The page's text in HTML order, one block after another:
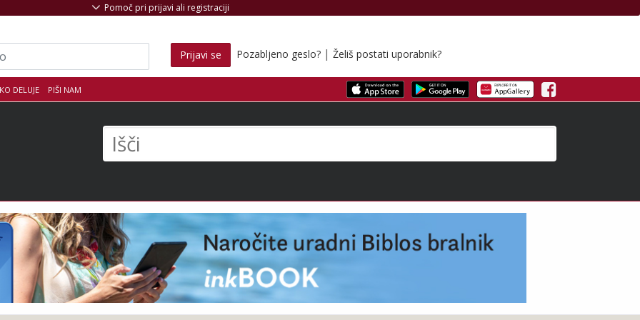
DELUJE PIŠI NAM Facebook
Pomoč pri prijavi ali registraciji
Prijavi se Pozabljeno geslo? | Želiš postati uporabnik?